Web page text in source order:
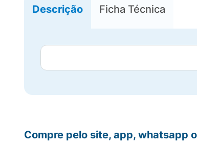
Descrição Ficha Técnica
Compre pelo site, app, whatsapp